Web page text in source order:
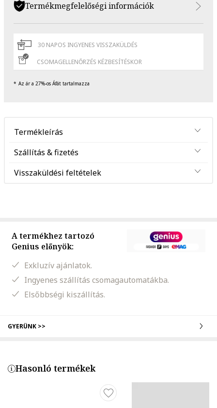
Termékmegfelelőségi információk
30 NAPOS INGYENES VISSZAKÜLDÉS
CSOMAGELLENŐRZÉS KÉZBESÍTÉSKOR
Az ár a 27%-os Áfát tartalmazza
Termékleírás
Szállítás & fizetés
Visszaküldési feltételek
A termékhez tartozó
Genius előnyök:
Exkluzív ajánlatok.
Ingyenes szállítás csomagautomatákba.
Elsőbbségi kiszállítás.
GYERÜNK >>
Hasonló termékek